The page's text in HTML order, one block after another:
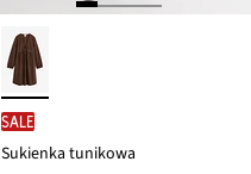
SALE
Sukienka tunikowa